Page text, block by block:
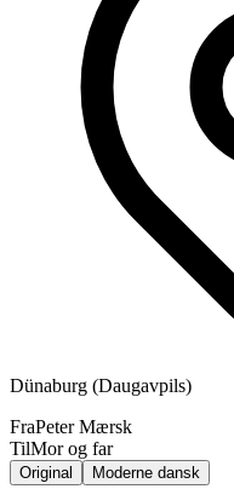
Dünaburg (Daugavpils)
FraPeter Mærsk
TilMor og far
Original Moderne dansk